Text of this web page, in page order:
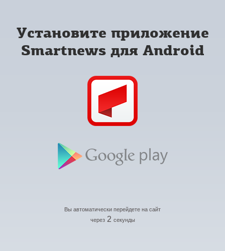
Установите приложение
Smartnews для Android
Вы автоматически перейдете на сайт
через 2 секунды